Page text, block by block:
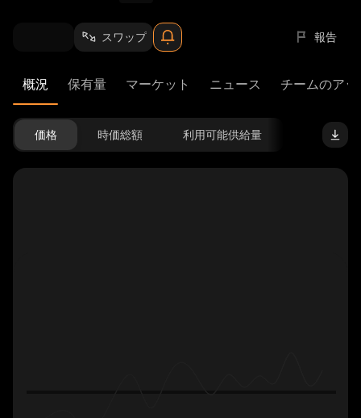
スワップ 報告
概況 保有量 マーケット ニュース チームのア
価格 時価総額 利用可能供給量